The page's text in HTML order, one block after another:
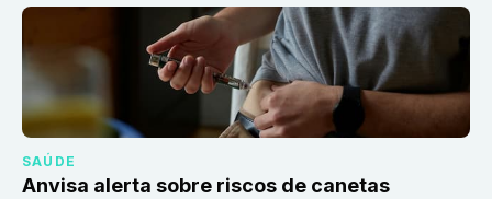
SAÚDE
Anvisa alerta sobre riscos de canetas